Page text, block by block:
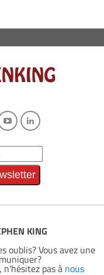
KING
oublis? Vous avez une
n'hésitez pas à nous